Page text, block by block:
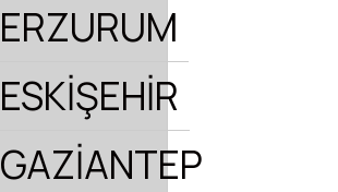
ERZURUM
ESKİŞEHİR
GAZİANTEP